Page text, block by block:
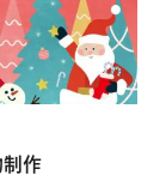
制作